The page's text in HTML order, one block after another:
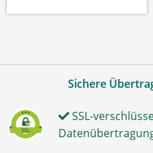
Sichere
SSL-